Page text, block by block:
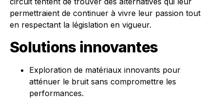
permettraient de continuer à vivre leur passion tout
en respectant la législation en vigueur.
Solutions innovantes
Exploration de matériaux innovants pour
atténuer le bruit sans compromettre les
performances.